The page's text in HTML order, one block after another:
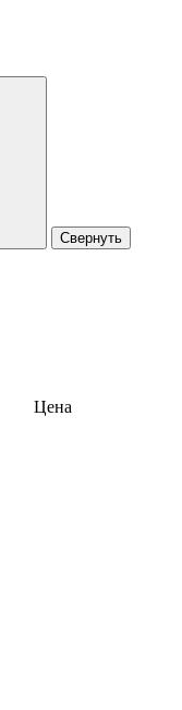
Свернуть
Цена